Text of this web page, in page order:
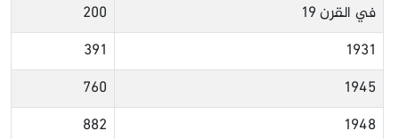
في القرن 19
200
1931
391
1945
760
1948
882